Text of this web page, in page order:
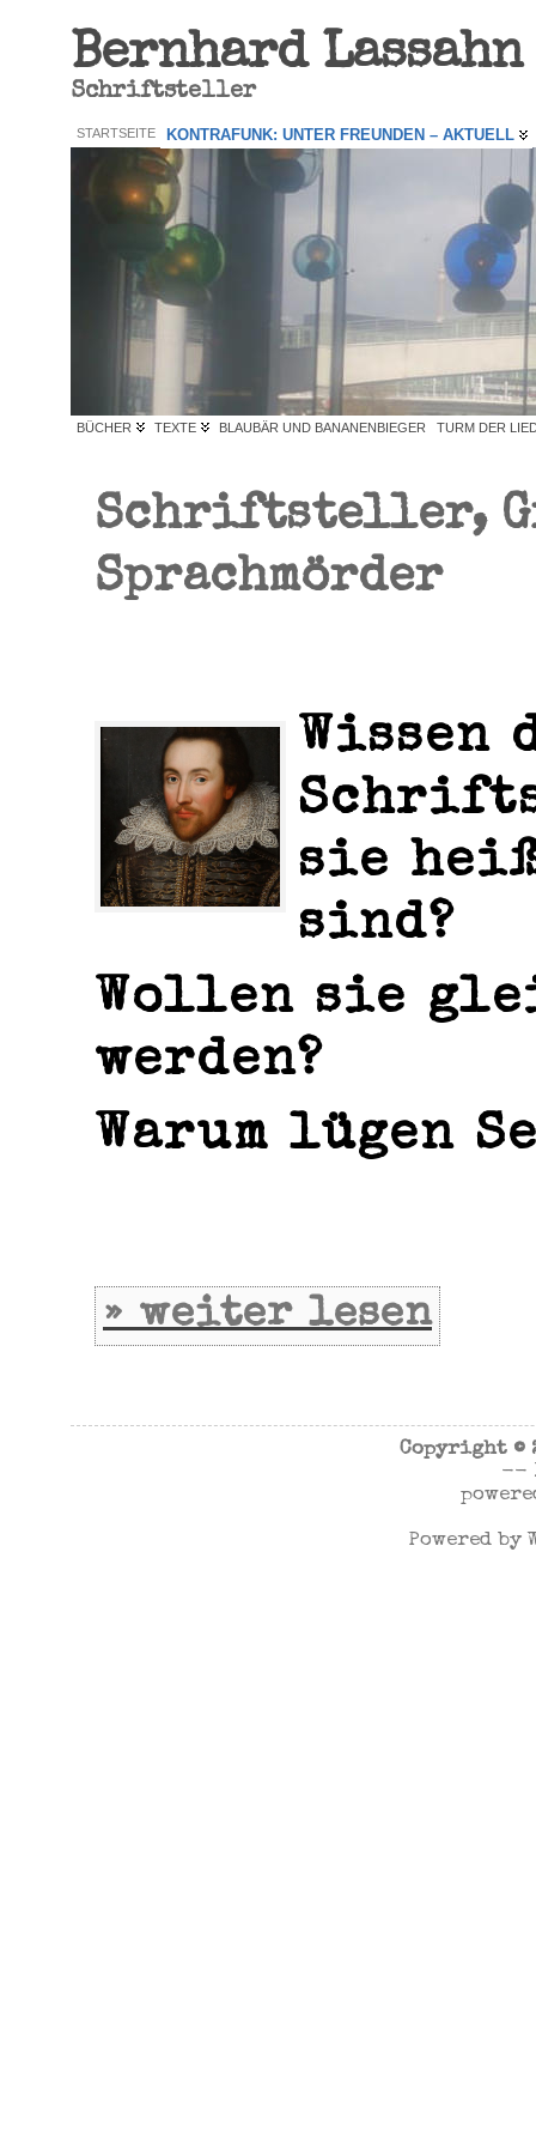
Bernhard Lassahn
Schriftsteller
STARTSEITE KONTRAFUNK: UNTER FREUNDEN – AKTUELL
BÜCHER TEXTE BLAUBÄR UND BANANENBIEGER TURM DER
Schriftsteller,
Sprachmörder
Wissen
sie
sind?
Wollen sie
werden?
Warum lügen
» weiter lesen
Copyright ©
--
Powered by